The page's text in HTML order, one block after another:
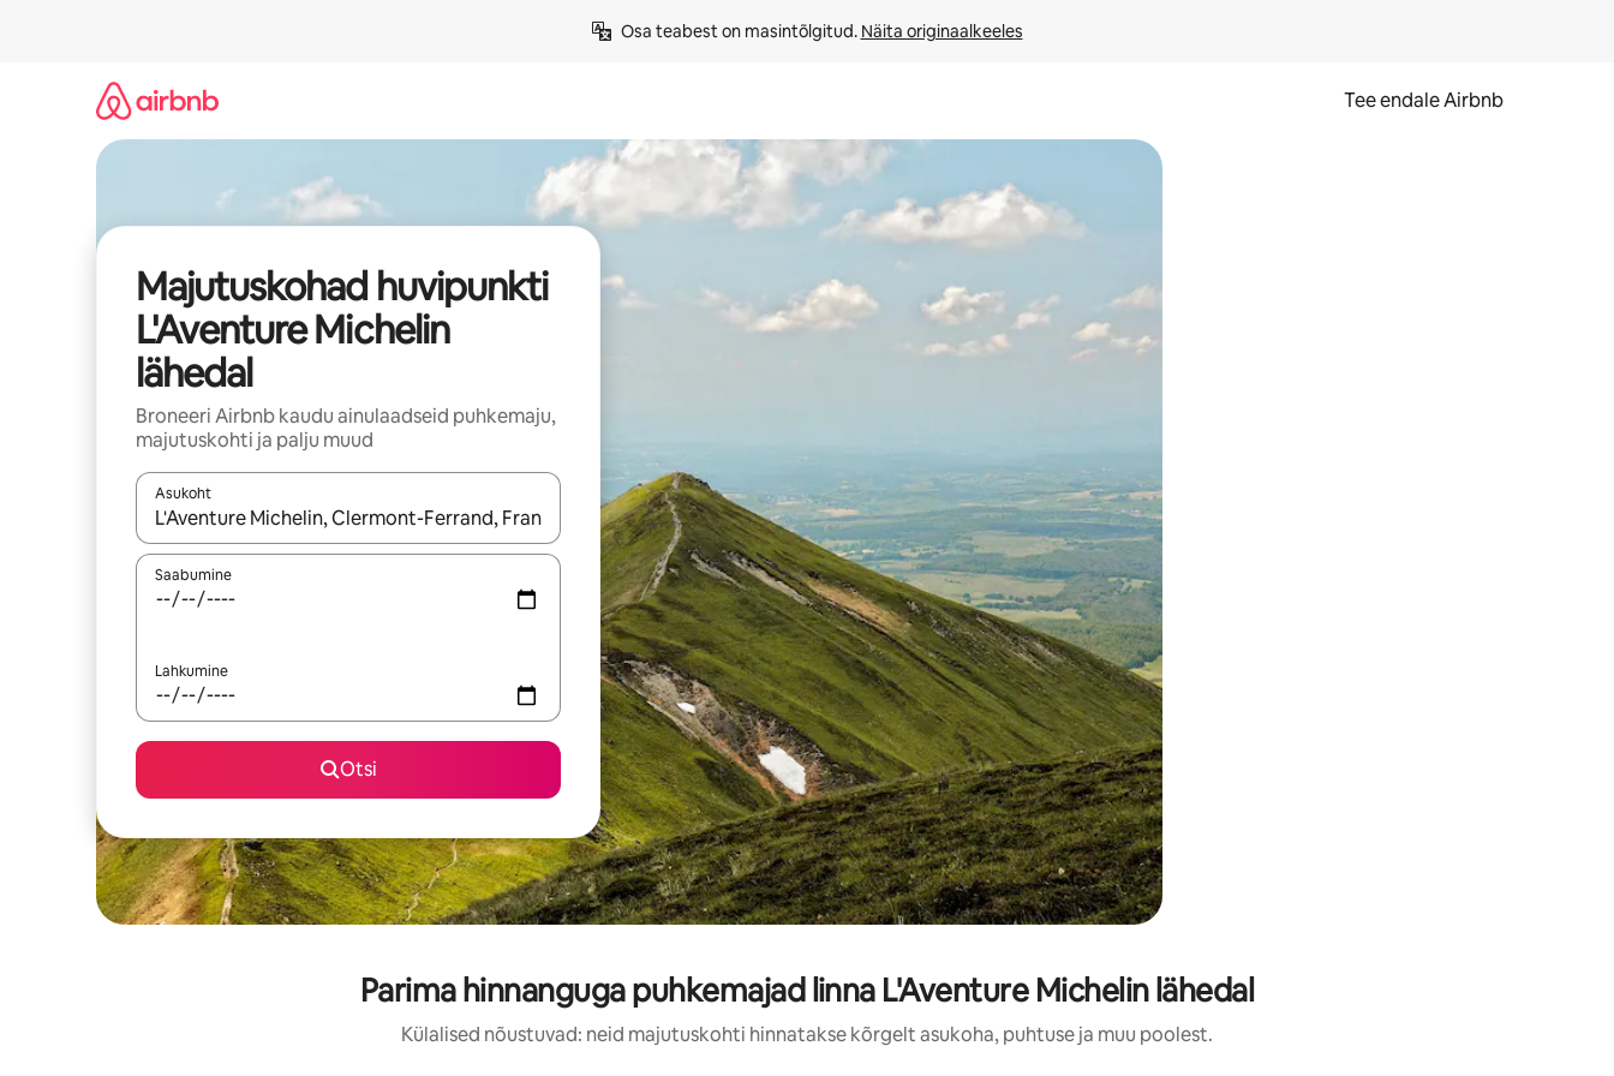
Osa teabest on masintõlgitud. Näita originaalkeeles
Tee endale Airbnb
Majutuskohad huvipunkti
L'Aventure Michelin
lähedal
Broneeri Airbnb kaudu ainulaadseid puhkemaju,
majutuskohti ja palju muud
Asukoht
Kui tulemused on kuvatud, liigu ekraanil nooleklahvidega või puuduta või tõmba mööda ekraani.
Saabumine
Lahkumine
Otsi
Parima hinnanguga puhkemajad linna L'Aventure Michelin lähedal
Külalised nõustuvad: neid majutuskohti hinnatakse kõrgelt asukoha, puhtuse ja muu poolest.